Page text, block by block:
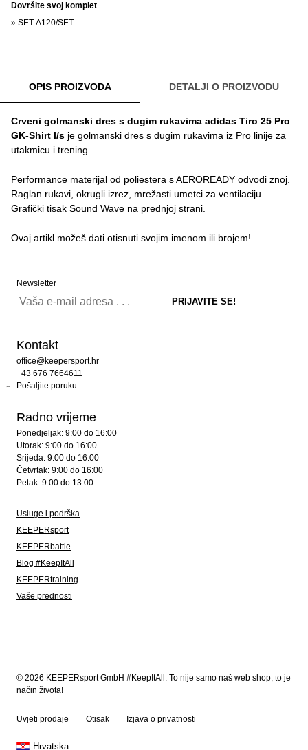
Dovršite svoj komplet
» SET-A120/SET
OPIS PROIZVODA DETALJI O PROIZVODU
Crveni golmanski dres s dugim rukavima adidas Tiro 25 Pro
GK-Shirt l/s je golmanski dres s dugim rukavima iz Pro linije za
utakmicu i trening.
Performance materijal od poliestera s AEROREADY odvodi znoj.
Raglan rukavi, okrugli izrez, mrežasti umetci za ventilaciju.
Grafički tisak Sound Wave na prednjoj strani.
Ovaj artikl možeš dati otisnuti svojim imenom ili brojem!
Newsletter
Kontakt
office@keepersport.hr
+43 676 7664611
Pošaljite poruku
Radno vrijeme
Ponedjeljak: 9:00 do 16:00
Utorak: 9:00 do 16:00
Srijeda: 9:00 do 16:00
Četvrtak: 9:00 do 16:00
Petak: 9:00 do 13:00
Usluge i podrška
KEEPERsport
KEEPERbattle
Blog #KeepItAll
KEEPERtraining
Vaše prednosti
© 2026 KEEPERsport GmbH #KeepItAll. To nije samo naš web shop, to je
način života!
Uvjeti prodaje Otisak Izjava o privatnosti
Hrvatska